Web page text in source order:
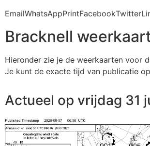
EmailWhatsAppPrintFacebookTwitter
Bracknell
Hieronder zie je de weerkaarten voor
Je kunt de exacte tijd van publicatie
Actueel op vrijdag 31